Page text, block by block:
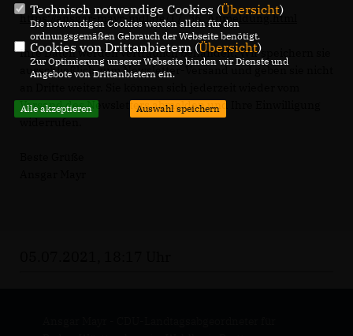
https://ansgar-mayr-mdl.de/17_36_Anmeldung.html
Ihre Daten werden vertraulich behandelt. Wir speichern sie
ausschließlich zum Newsletter-Versand und geben sie nicht
Versand des Newsletters abmelden und Ihre Einwilligung
widerrufen.
Technisch notwendige Cookies (Übersicht)
Die notwendigen Cookies werden allein für den
ordnungsgemäßen Gebrauch der Webseite benötigt.
Cookies von Drittanbietern (Übersicht)
Zur Optimierung unserer Webseite binden wir Dienste und
Angebote von Drittanbietern ein.
Alle akzeptieren Auswahl speichern